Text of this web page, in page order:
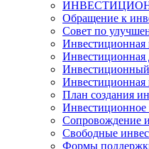
Обращение к
Совет по
Инвестиционная
Инвестиционная
Инвестиционная
План создания
Инвестиционное
Сопровождение
Свободные
Формы